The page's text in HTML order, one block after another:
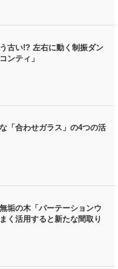
古い!? 左右に動く制振ダン
ンティ」
「合わせガラス」の4つの活
垢の木「パーテーションウ
く活用すると新たな間取り